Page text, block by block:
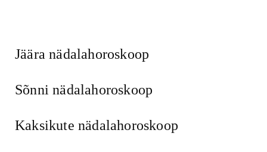
Jäära nädalahoroskoop
Sõnni nädalahoroskoop
Kaksikute nädalahoroskoop